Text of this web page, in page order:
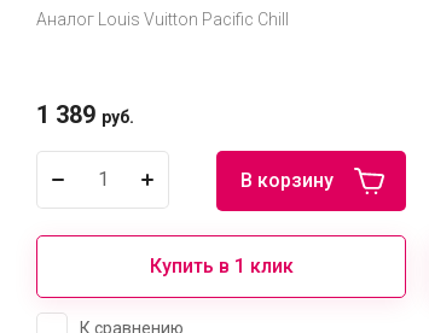
Аналог Louis Vuitton Pacific Chill
1 389 руб.
В корзину
Купить в 1 клик
К сравнению